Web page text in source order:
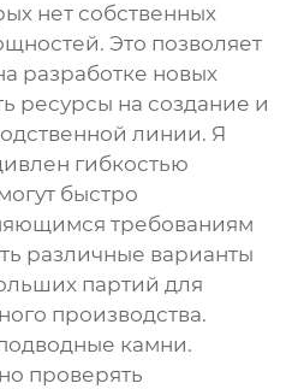
нет собственных
Это позволяет
разработке новых
ресурсы на создание и
линии. Я
гибкостью
быстро
требованиям
различные варианты
партий для
производства.
камни.
проверять